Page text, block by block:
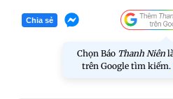
Chia sẻ
Chọn Báo Thanh Niên
trên Google tìm kiếm.